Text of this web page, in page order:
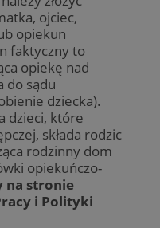
ojciec,
opiekun
faktyczny to
opiekę nad
do sądu
dziecka).
dzieci, które
składa rodzic
rodzinny dom
opiekuńczo-
na stronie
i Polityki